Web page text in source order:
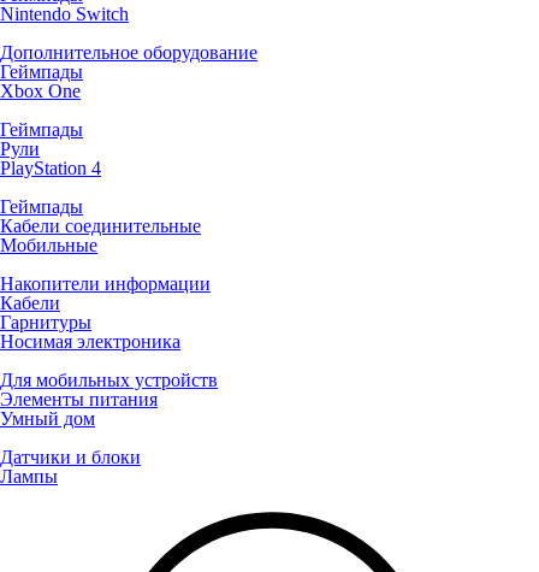
Nintendo Switch
Дополнительное оборудование
Геймпады
Xbox One
Геймпады
Рули
PlayStation 4
Геймпады
Кабели соединительные
Мобильные
Накопители информации
Кабели
Гарнитуры
Носимая электроника
Для мобильных устройств
Элементы питания
Умный дом
Датчики и блоки
Лампы